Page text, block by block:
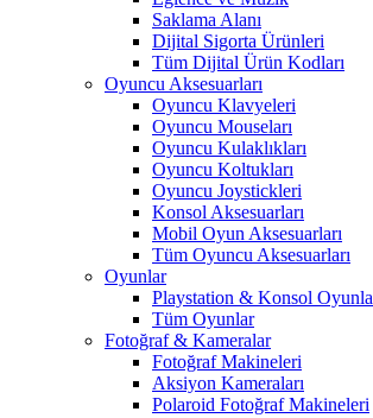
Saklama Alanı
Dijital Sigorta Ürünleri
Tüm Dijital Ürün Kodları
Oyuncu Aksesuarları
Oyuncu Klavyeleri
Oyuncu Mouseları
Oyuncu Kulaklıkları
Oyuncu Koltukları
Oyuncu Joystickleri
Konsol Aksesuarları
Mobil Oyun Aksesuarları
Tüm Oyuncu Aksesuarları
Oyunlar
Playstation & Konsol
Tüm Oyunlar
Fotoğraf & Kameralar
Fotoğraf Makineleri
Aksiyon Kameraları
Polaroid Fotoğraf Makineleri